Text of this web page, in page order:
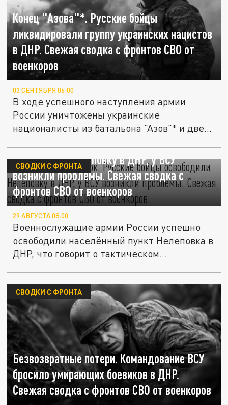
Конец "Азова"*. Русские бойцы
ликвидировали группу украинских нацистов
в ДНР. Свежая сводка с фронтов СВО от
военкоров
03 СЕНТЯБРЯ 06:00
В ходе успешного наступления армии
России уничтожены украинские
националисты из батальона "Азов"* и две...
Готов огневой мешок. Русские бойцы
освободили Нелеповку в ДНР, у ВСУ
возникли проблемы. Свежая сводка с
фронтов СВО от военкоров
СВОДКИ С ФРОНТА
29 АВГУСТА 08:00
Военнослужащие армии России успешно
освободили населённый пункт Нелеповка в
ДНР, что говорит о тактическом...
Безвозвратные потери. Командование ВСУ
бросило умирающих боевиков в ДНР.
Свежая сводка с фронтов СВО от военкоров
СВОДКИ С ФРОНТА